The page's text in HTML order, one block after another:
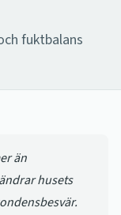
fuktbalans
än
husets